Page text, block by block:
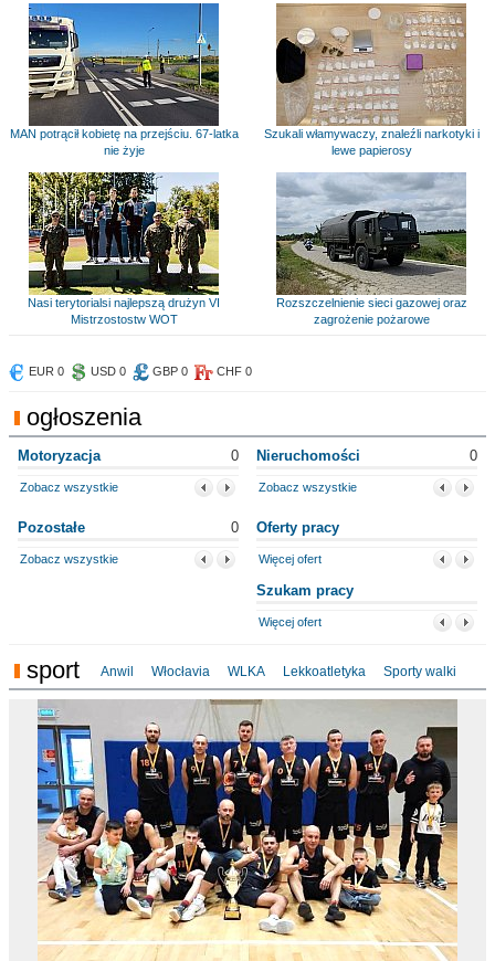
MAN potrącił kobietę na przejściu. 67-latka
nie żyje
Szukali włamywaczy, znaleźli narkotyki i
lewe papierosy
Nasi terytorialsi najlepszą drużyn VI
Mistrzostostw WOT
Rozszczelnienie sieci gazowej oraz
zagrożenie pożarowe
EUR 0 USD 0 GBP 0 CHF 0
ogłoszenia
Motoryzacja 0
Zobacz wszystkie
Nieruchomości 0
Zobacz wszystkie
Pozostałe 0
Zobacz wszystkie
Oferty pracy
Więcej ofert
Szukam pracy
Więcej ofert
sport Anwil Włocłavia WLKA Lekkoatletyka Sporty walki